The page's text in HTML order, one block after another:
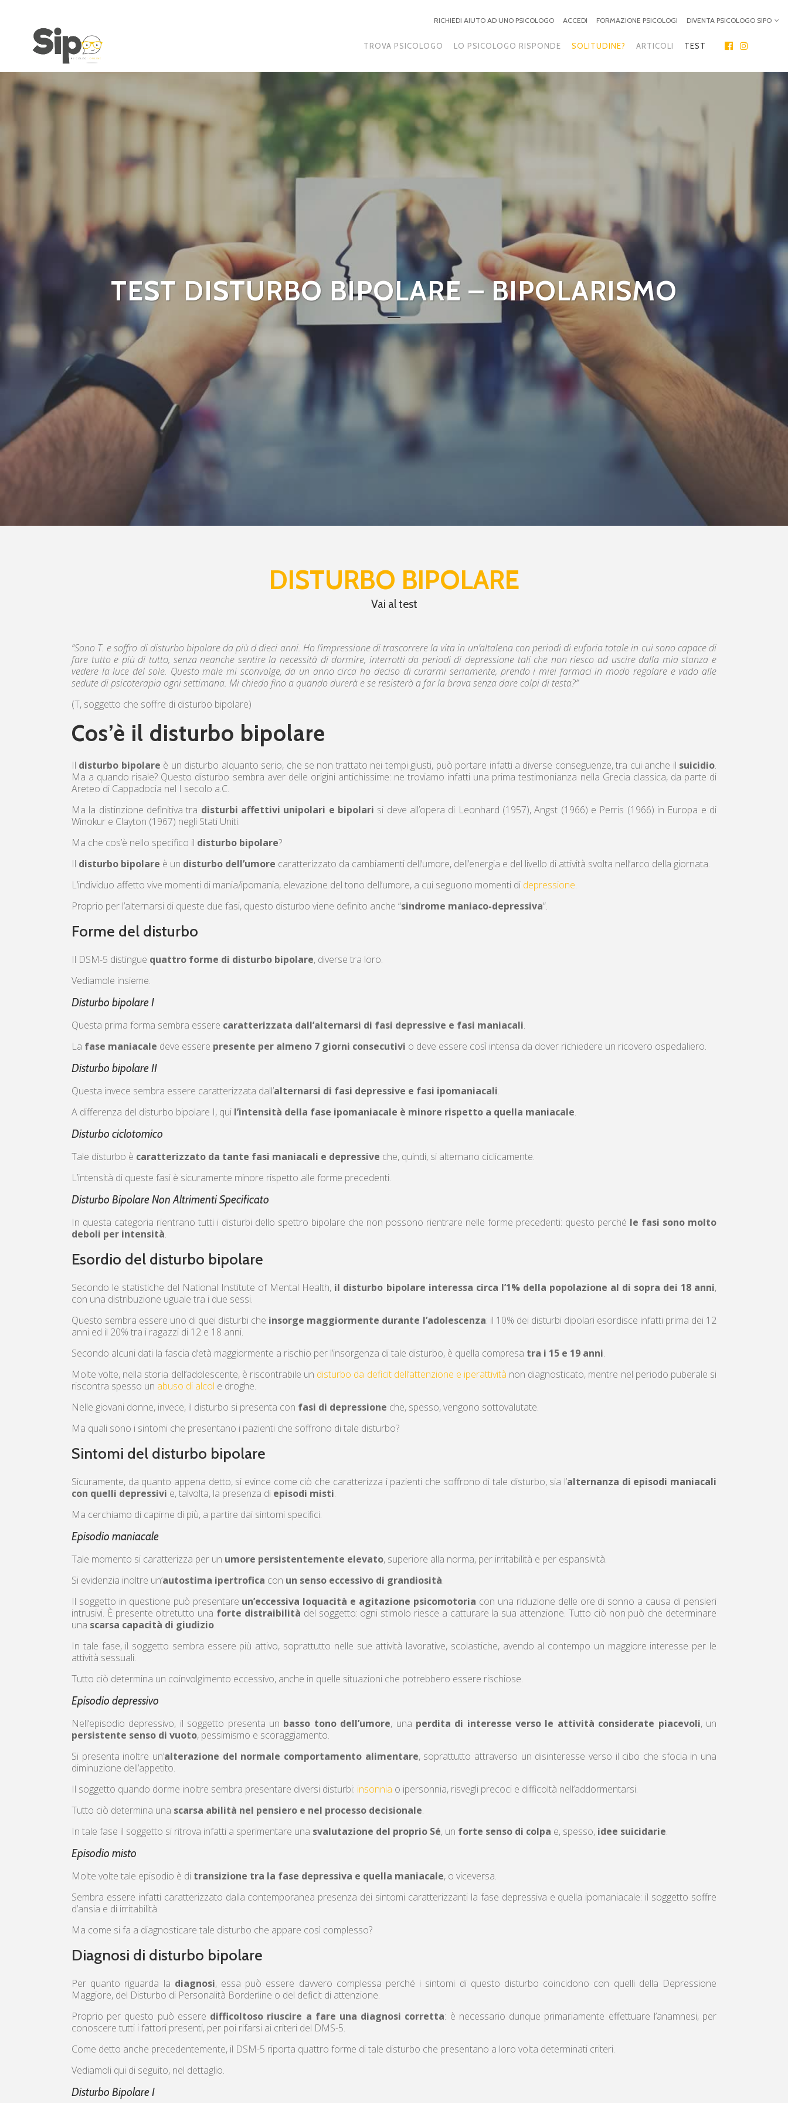
RICHIEDI AIUTO AD UNO PSICOLOGO ACCEDI FORMAZIONE PSICOLOGI DIVENTA PSICOLOGO SIPO
TROVA PSICOLOGO LO PSICOLOGO RISPONDE SOLITUDINE? ARTICOLI TEST
TEST DISTURBO BIPOLARE – BIPOLARISMO
DISTURBO BIPOLARE
Vai al test
“Sono T. e soffro di disturbo bipolare da più d dieci anni. Ho l’impressione di trascorrere la vita in un’altalena con periodi di euforia totale in cui sono capace di
fare tutto e più di tutto, senza neanche sentire la necessità di dormire, interrotti da periodi di depressione tali che non riesco ad uscire dalla mia stanza e
vedere la luce del sole. Questo male mi sconvolge, da un anno circa ho deciso di curarmi seriamente, prendo i miei farmaci in modo regolare e vado alle
sedute di psicoterapia ogni settimana. Mi chiedo fino a quando durerà e se resisterò a far la brava senza dare colpi di testa?”
(T, soggetto che soffre di disturbo bipolare)
Cos’è il disturbo bipolare
Il disturbo bipolare è un disturbo alquanto serio, che se non trattato nei tempi giusti, può portare infatti a diverse conseguenze, tra cui anche il suicidio.
Ma a quando risale? Questo disturbo sembra aver delle origini antichissime: ne troviamo infatti una prima testimonianza nella Grecia classica, da parte di
Areteo di Cappadocia nel I secolo a.C.
Ma la distinzione definitiva tra disturbi affettivi unipolari e bipolari si deve all’opera di Leonhard (1957), Angst (1966) e Perris (1966) in Europa e di
Winokur e Clayton (1967) negli Stati Uniti.
Ma che cos’è nello specifico il disturbo bipolare?
Il disturbo bipolare è un disturbo dell’umore caratterizzato da cambiamenti dell’umore, dell’energia e del livello di attività svolta nell’arco della giornata.
L’individuo affetto vive momenti di mania/ipomania, elevazione del tono dell’umore, a cui seguono momenti di depressione.
Proprio per l’alternarsi di queste due fasi, questo disturbo viene definito anche “sindrome maniaco-depressiva”.
Forme del disturbo
Il DSM-5 distingue quattro forme di disturbo bipolare, diverse tra loro.
Vediamole insieme.
Disturbo bipolare I
Questa prima forma sembra essere caratterizzata dall’alternarsi di fasi depressive e fasi maniacali.
La fase maniacale deve essere presente per almeno 7 giorni consecutivi o deve essere così intensa da dover richiedere un ricovero ospedaliero.
Disturbo bipolare II
Questa invece sembra essere caratterizzata dall’alternarsi di fasi depressive e fasi ipomaniacali.
A differenza del disturbo bipolare I, qui l’intensità della fase ipomaniacale è minore rispetto a quella maniacale.
Disturbo ciclotomico
Tale disturbo è caratterizzato da tante fasi maniacali e depressive che, quindi, si alternano ciclicamente.
L’intensità di queste fasi è sicuramente minore rispetto alle forme precedenti.
Disturbo Bipolare Non Altrimenti Specificato
In questa categoria rientrano tutti i disturbi dello spettro bipolare che non possono rientrare nelle forme precedenti: questo perché le fasi sono molto
deboli per intensità.
Esordio del disturbo bipolare
Secondo le statistiche del National Institute of Mental Health, il disturbo bipolare interessa circa l’1% della popolazione al di sopra dei 18 anni,
con una distribuzione uguale tra i due sessi.
Questo sembra essere uno di quei disturbi che insorge maggiormente durante l’adolescenza: il 10% dei disturbi dipolari esordisce infatti prima dei 12
anni ed il 20% tra i ragazzi di 12 e 18 anni.
Secondo alcuni dati la fascia d’età maggiormente a rischio per l’insorgenza di tale disturbo, è quella compresa tra i 15 e 19 anni.
Molte volte, nella storia dell’adolescente, è riscontrabile un disturbo da deficit dell’attenzione e iperattività non diagnosticato, mentre nel periodo puberale si
riscontra spesso un abuso di alcol e droghe.
Nelle giovani donne, invece, il disturbo si presenta con fasi di depressione che, spesso, vengono sottovalutate.
Ma quali sono i sintomi che presentano i pazienti che soffrono di tale disturbo?
Sintomi del disturbo bipolare
Sicuramente, da quanto appena detto, si evince come ciò che caratterizza i pazienti che soffrono di tale disturbo, sia l’alternanza di episodi maniacali
con quelli depressivi e, talvolta, la presenza di episodi misti.
Ma cerchiamo di capirne di più, a partire dai sintomi specifici.
Episodio maniacale
Tale momento si caratterizza per un umore persistentemente elevato, superiore alla norma, per irritabilità e per espansività.
Si evidenzia inoltre un’autostima ipertrofica con un senso eccessivo di grandiosità.
Il soggetto in questione può presentare un’eccessiva loquacità e agitazione psicomotoria con una riduzione delle ore di sonno a causa di pensieri
intrusivi. È presente oltretutto una forte distraibilità del soggetto: ogni stimolo riesce a catturare la sua attenzione. Tutto ciò non può che determinare
una scarsa capacità di giudizio.
In tale fase, il soggetto sembra essere più attivo, soprattutto nelle sue attività lavorative, scolastiche, avendo al contempo un maggiore interesse per le
attività sessuali.
Tutto ciò determina un coinvolgimento eccessivo, anche in quelle situazioni che potrebbero essere rischiose.
Episodio depressivo
Nell’episodio depressivo, il soggetto presenta un basso tono dell’umore, una perdita di interesse verso le attività considerate piacevoli, un
persistente senso di vuoto, pessimismo e scoraggiamento.
Si presenta inoltre un’alterazione del normale comportamento alimentare, soprattutto attraverso un disinteresse verso il cibo che sfocia in una
diminuzione dell’appetito.
Il soggetto quando dorme inoltre sembra presentare diversi disturbi: insonnia o ipersonnia, risvegli precoci e difficoltà nell’addormentarsi.
Tutto ciò determina una scarsa abilità nel pensiero e nel processo decisionale.
In tale fase il soggetto si ritrova infatti a sperimentare una svalutazione del proprio Sé, un forte senso di colpa e, spesso, idee suicidarie.
Episodio misto
Molte volte tale episodio è di transizione tra la fase depressiva e quella maniacale, o viceversa.
Sembra essere infatti caratterizzato dalla contemporanea presenza dei sintomi caratterizzanti la fase depressiva e quella ipomaniacale: il soggetto soffre
d’ansia e di irritabilità.
Ma come si fa a diagnosticare tale disturbo che appare così complesso?
Diagnosi di disturbo bipolare
Per quanto riguarda la diagnosi, essa può essere davvero complessa perché i sintomi di questo disturbo coincidono con quelli della Depressione
Maggiore, del Disturbo di Personalità Borderline o del deficit di attenzione.
Proprio per questo può essere difficoltoso riuscire a fare una diagnosi corretta: è necessario dunque primariamente effettuare l’anamnesi, per
conoscere tutti i fattori presenti, per poi rifarsi ai criteri del DMS-5.
Come detto anche precedentemente, il DSM-5 riporta quattro forme di tale disturbo che presentano a loro volta determinati criteri.
Vediamoli qui di seguito, nel dettaglio.
Disturbo Bipolare I